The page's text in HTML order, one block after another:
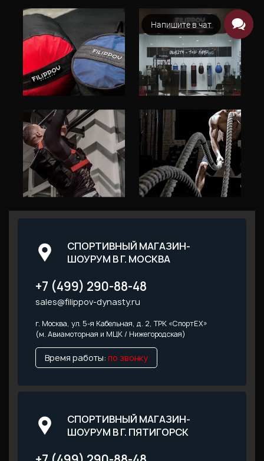
СПОРТИВНЫЙ МАГАЗИН-
ШОУРУМ В Г. МОСКВА
+7 (499) 290-88-48
sales@filippov-dynasty.ru
г. Москва, ул. 5-я Кабельная, д. 2, ТРК «СпортEX»
(м. Авиамоторная и МЦК / Нижегородская)
Время работы: по звонку
СПОРТИВНЫЙ МАГАЗИН-
ШОУРУМ В Г. ПЯТИГОРСК
WhatsApp